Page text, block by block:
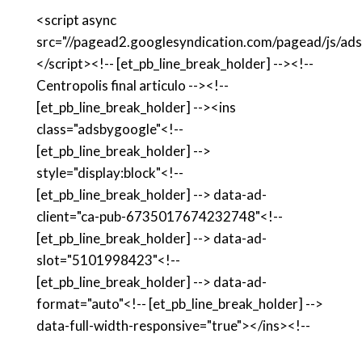
<script async
src="//pagead2.googlesyndication.com/pagead/js/
</script><!-- [et_pb_line_break_holder] --><!--
Centropolis final articulo --><!--
[et_pb_line_break_holder] --><ins
class="adsbygoogle"<!--
[et_pb_line_break_holder] -->
style="display:block"<!--
[et_pb_line_break_holder] --> data-ad-
client="ca-pub-6735017674232748"<!--
[et_pb_line_break_holder] --> data-ad-
slot="5101998423"<!--
[et_pb_line_break_holder] --> data-ad-
format="auto"<!-- [et_pb_line_break_holder] -->
data-full-width-responsive="true"></ins><!--